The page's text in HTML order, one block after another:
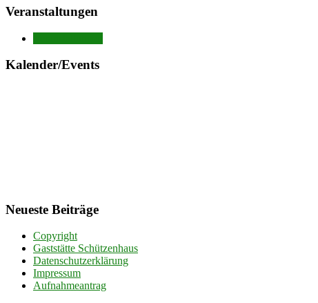
Veranstaltungen
Kalender/Events
Neueste Beiträge
Copyright
Gaststätte Schützenhaus
Datenschutzerklärung
Impressum
Aufnahmeantrag